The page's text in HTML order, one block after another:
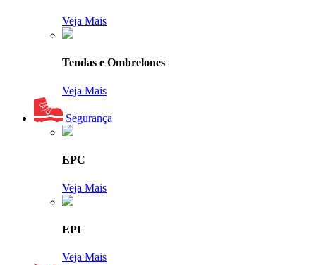
Veja Mais
Tendas e Ombrelones
Veja Mais
Segurança
EPC
Veja Mais
EPI
Veja Mais